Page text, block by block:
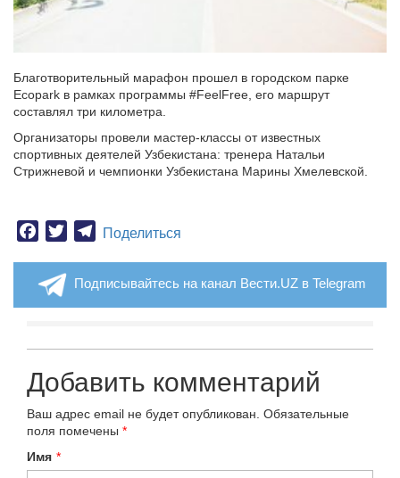
Благотворительный марафон прошел в городском парке
Ecopark в рамках программы #FeelFree, его маршрут
составлял три километра.
Организаторы провели мастер-классы от известных
спортивных деятелей Узбекистана: тренера Натальи
Стрижневой и чемпионки Узбекистана Марины Хмелевской.
Facebook
TwitterTelegram
Поделиться
Подписывайтесь на канал Вести.UZ в Telegram
Добавить комментарий
Ваш адрес email не будет опубликован. Обязательные
поля помечены *
Имя *